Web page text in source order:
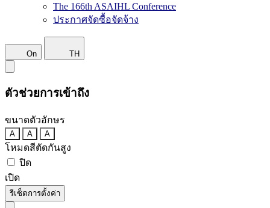
The 166th ASAIHL Conference
ประกาศจัดซื้อจัดจ้าง
On TH
ตัวช่วยการเข้าถึง
ขนาดตัวอักษร
A A A
โหมดสีตัดกันสูง
ปิด
เปิด
รีเซ็ตการตั้งค่า